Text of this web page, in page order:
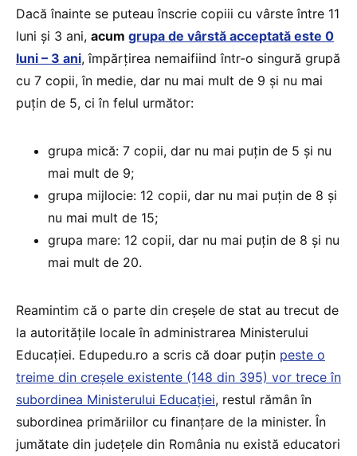
Dacă înainte se puteau înscrie copiii cu vârste între 11
luni și 3 ani, acum grupa de vârstă acceptată este 0
luni – 3 ani, împărțirea nemaifiind într-o singură grupă
cu 7 copii, în medie, dar nu mai mult de 9 și nu mai
puțin de 5, ci în felul următor:
grupa mică: 7 copii, dar nu mai puţin de 5 şi nu
mai mult de 9;
grupa mijlocie: 12 copii, dar nu mai puţin de 8 şi
nu mai mult de 15;
grupa mare: 12 copii, dar nu mai puţin de 8 şi nu
mai mult de 20.
Reamintim că o parte din creșele de stat au trecut de
la autoritățile locale în administrarea Ministerului
Educației. Edupedu.ro a scris că doar puțin peste o
treime din creșele existente (148 din 395) vor trece în
subordinea Ministerului Educației, restul rămân în
subordinea primăriilor cu finanțare de la minister. În
jumătate din județele din România nu există educatori